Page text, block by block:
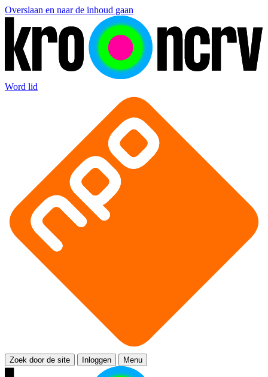
Overslaan en naar de inhoud gaan
Word lid
Zoek door de site Inloggen Menu